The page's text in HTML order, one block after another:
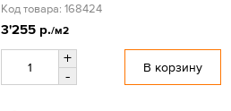
Код товара: 168424
3'255 р./м2
+
-
В корзину